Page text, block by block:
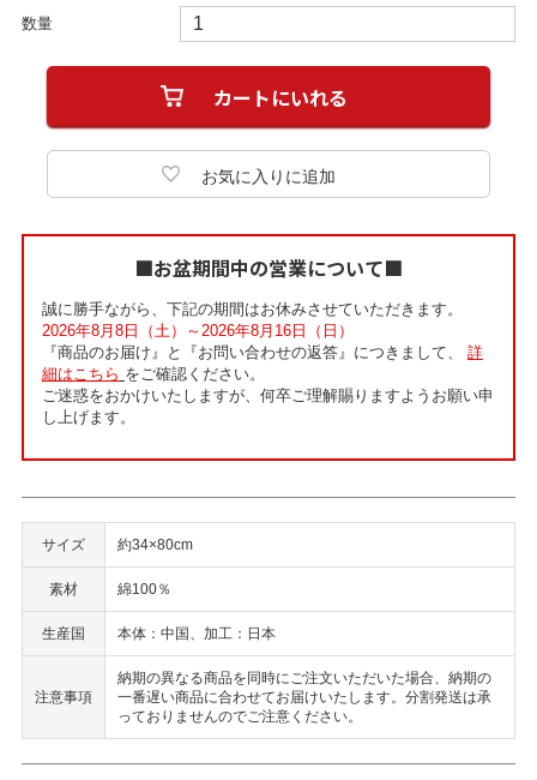
数量
■お盆期間中の営業について■
誠に勝手ながら、下記の期間はお休みさせていただきます。
2026年8月8日（土）～2026年8月16日（日）
『商品のお届け』と『お問い合わせの返答』につきまして、 詳
細はこちら をご確認ください。
ご迷惑をおかけいたしますが、何卒ご理解賜りますようお願い申
し上げます。
サイズ 約34×80cm
素材 綿100％
生産国 本体：中国、加工：日本
注意事項
納期の異なる商品を同時にご注文いただいた場合、納期の
一番遅い商品に合わせてお届けいたします。分割発送は承
っておりませんのでご注意ください。